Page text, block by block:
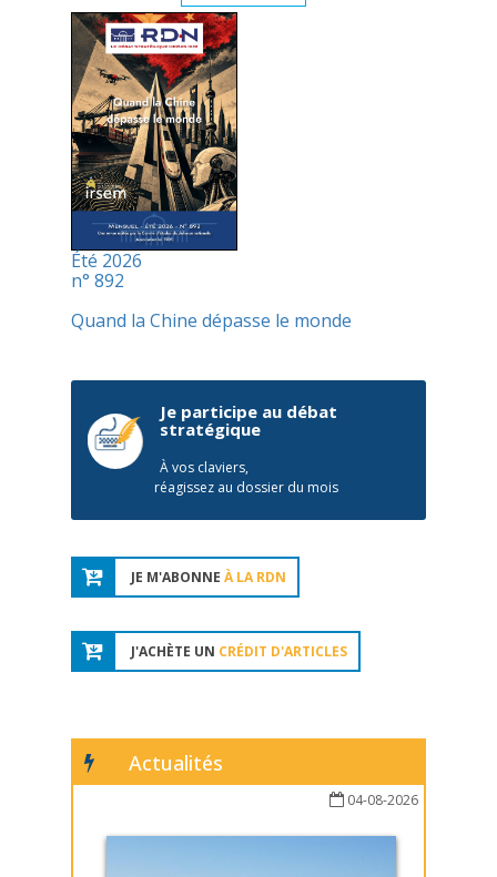
Été 2026
n° 892
Quand la Chine dépasse le monde
Je participe au débat
stratégique
À vos claviers,
réagissez au dossier du mois
JE M'ABONNE À LA RDN
J'ACHÈTE UN CRÉDIT D'ARTICLES
Actualités
04-08-2026